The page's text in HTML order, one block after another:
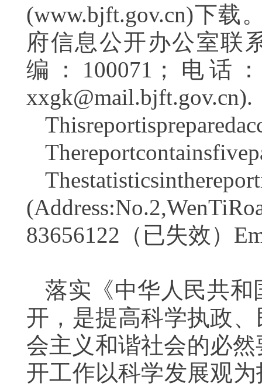
(www.bjft.gov.cn)下载
府信息公开办公室联
编：100071；电话
xxgk@mail.bjft.gov.cn).
83656122（已失效）
落实《中华人民共
开，是提高科学执政
会主义和谐社会的必
开工作以科学发展观